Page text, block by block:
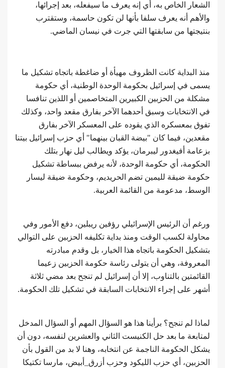
الشعار الخاص به، أي إنه يعرف ما سيفعله، بعد إجرائها،
والأهم أنه يعرف سلفا بأنها لن تكون حاسمة، وستقترب
بنتيجتها من سابقتها التي جرت في نيسان الماضي.
منذ البداية كانت الظروف مهيأة أو ضاغطة باتجاه تشكيل ما
يسمى في إسرائيل بحكومة الوحدة الوطنية، أي حكومة
مشكلة من الحزبين الكبيرين المتخاصمين أو اللذين تنافسا
في الانتخابات وسبق أحدهما الآخر بفارق مقعد واحد، وكذلك
تفوق بمعسكره الذي يقوده على المعسكر الآخر بفارق
مقعدين، فيما كان "بيضة القبان بينهما" أي حزب إسرائيل بيتنا
بزعامة أفيغدور ليبرمان، يؤكد ويطالب ليل نهار بتلك
الحكومة، أي حكومة الوحدة، لأنه يرفض ببساطة تشكيل
حكومة ضيقة لليمين تضم الحريديم، وحكومة ضيقة ليسار
الوسط، مدعومة من القائمة العربية.
ورغم أن الرئيس الإسرائيلي رؤفين ريبلين، دفع الأمور وفي
محاولة لكسب الوقت ومنذ بداية تكليفه الحزبين على التوالي
بتشكيل الحكومة باتجاه هذا الخيار، بل وقدم مبادرته
المعروفة، وهي أن يتولى رئاسة حكومة الحزبين زعيما
القائمتين بالتناوب، إلا أن إسرائيل لم تنجح بعد مضي ثلاثة
أشهر على إجراء الانتخابات السابقة في تشكيل تلك الحكومة.
لماذا لم تنجح؟ برأينا هذا هو السؤال المهم أو السؤال المدخل
لمتابعة ما بعد حل الكنيست الثاني والعشرين لنفسه، دون أن
يشكل الحكومة الناجمة عن انتخابه، وهنا لا بد من القول بأن
الحزبين، أي حزب الليكود وحزب أزرق_أبيض، مارسا تكتيكا